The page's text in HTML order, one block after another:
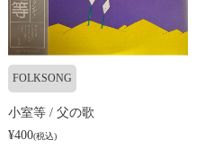
FOLKSONG
小室等 / 父の歌
¥400(税込)